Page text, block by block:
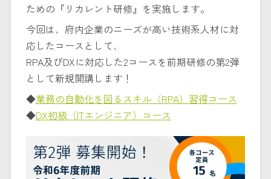
ための『リカレント研修』を実施します。
今回は、府内企業のニーズが高い技術系人材に対
応したコースとして、
RPA及びDXに対応した2コースを前期研修の第2弾
として新規開講します！
◆業務の自動化を図るスキル（RPA）習得コース
◆DX初級（ITエンジニア）コース